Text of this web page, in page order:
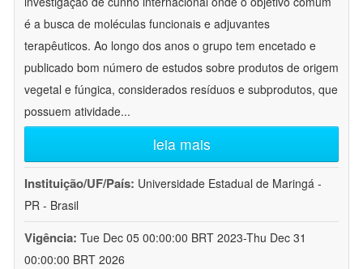
é a busca de moléculas funcionais e adjuvantes
terapêuticos. Ao longo dos anos o grupo tem encetado e
publicado bom número de estudos sobre produtos de origem
vegetal e fúngica, considerados resíduos e subprodutos, que
possuem atividade...
leia mais
Instituição/UF/País: Universidade Estadual de Maringá -
PR - Brasil
Vigência: Tue Dec 05 00:00:00 BRT 2023-Thu Dec 31
00:00:00 BRT 2026